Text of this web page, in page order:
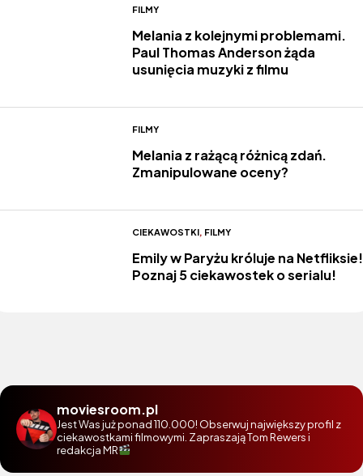
FILMY
Melania z kolejnymi problemami.
Paul Thomas Anderson żąda
usunięcia muzyki z filmu
FILMY
Melania z rażącą różnicą zdań.
Zmanipulowane oceny?
CIEKAWOSTKI, FILMY
Emily w Paryżu króluje na Netfliksie!
Poznaj 5 ciekawostek o serialu!
moviesroom.pl
Jest Was już ponad 110.000! Obserwuj największy profil z
ciekawostkami filmowymi. Zapraszają Tom Rewers i
redakcja MR